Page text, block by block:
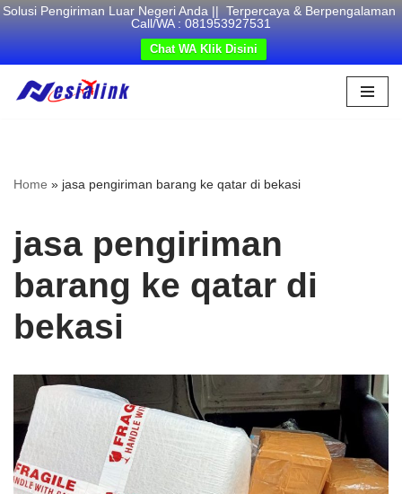
Solusi Pengiriman Luar Negeri Anda || Terpercaya & Berpengalaman
Call/WA : 081953927531
Chat WA Klik Disini
Home » jasa pengiriman barang ke qatar di bekasi
jasa pengiriman
barang ke qatar di
bekasi